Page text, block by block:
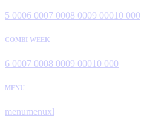
5 0006 0007 0008 0009 00010 000
COMBI WEEK
6 0007 0008 0009 00010 000
MENU
menumenuxl